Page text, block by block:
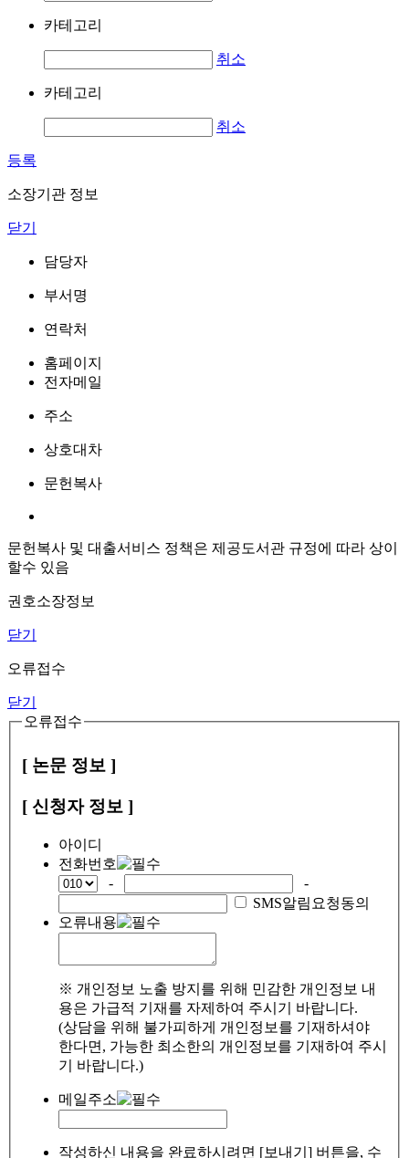
카테고리
취소
카테고리
취소
등록
소장기관 정보
닫기
담당자
부서명
연락처
홈페이지
전자메일
주소
상호대차
문헌복사
문헌복사 및 대출서비스 정책은 제공도서관 규정에 따라 상이
할수 있음
권호소장정보
닫기
오류접수
닫기
오류접수
[ 논문 정보 ]
[ 신청자 정보 ]
아이디
전화번호
-
-
SMS알림요청동의
오류내용
※ 개인정보 노출 방지를 위해 민감한 개인정보 내
용은 가급적 기재를 자제하여 주시기 바랍니다.
(상담을 위해 불가피하게 개인정보를 기재하셔야
한다면, 가능한 최소한의 개인정보를 기재하여 주시
기 바랍니다.)
메일주소
작성하신 내용을 완료하시려면 [보내기] 버튼을, 수